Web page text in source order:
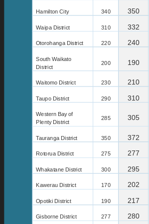
Hamilton City 340 350
WaipaDistrict 310 332
OtorohangaDistrict 220 240
South Waikato
District
200 190
Waitomo District 230 210
TaupoDistrict 290 310
Western Bay of
Plenty District
285 305
Tauranga District 350 372
RotoruaDistrict 275 277
Whakatane District 300 295
Kawerau District 170 202
Opotiki District 190 217
Gisborne District 277 280